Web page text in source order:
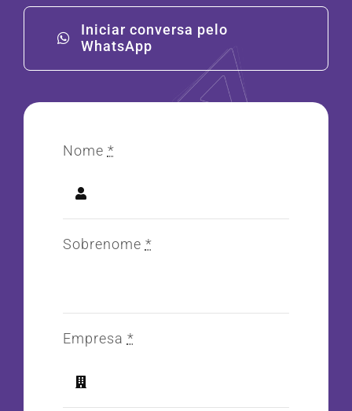
Iniciar conversa pelo
WhatsApp
Nome *
Sobrenome *
Empresa *